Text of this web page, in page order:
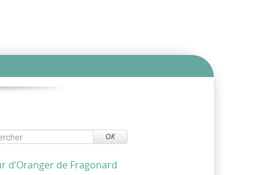
OK
d’Oranger de Fragonard